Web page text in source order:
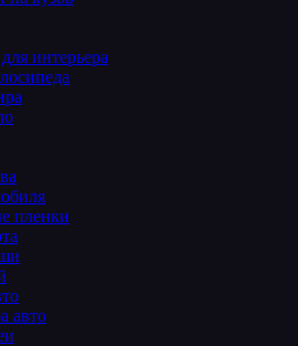
интерьера
пленки
авто